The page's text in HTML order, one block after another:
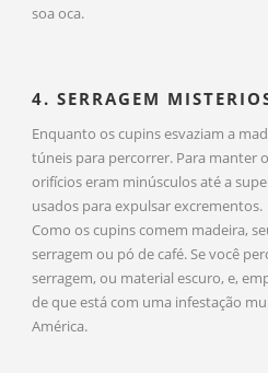
soa oca.
4. SERRAGEM
Enquanto os cupins esvaziam a
túneis para percorrer. Para manter
orifícios eram minúsculos até a
usados para expulsar excrementos.
Como os cupins comem madeira,
serragem ou pó de café. Se você
serragem, ou material escuro, e,
de que está com uma infestação
América.